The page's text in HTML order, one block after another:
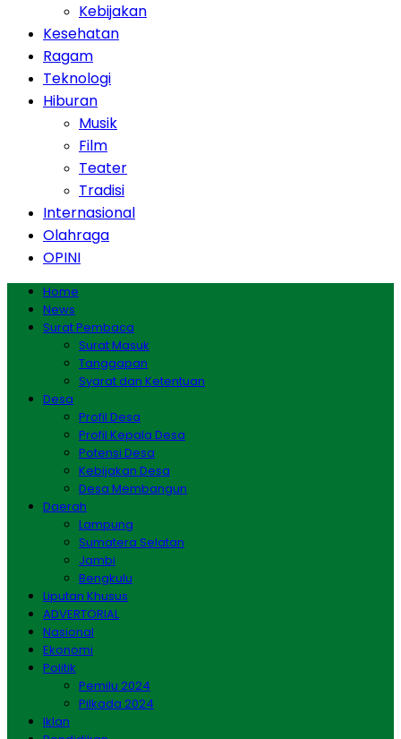
Kebijakan
Kesehatan
Ragam
Teknologi
Hiburan
Musik
Film
Teater
Tradisi
Internasional
Olahraga
OPINI
Home
News
Surat Pembaca
Surat Masuk
Tanggapan
Syarat dan Ketentuan
Desa
Profil Desa
Profil Kepala Desa
Potensi Desa
Kebijakan Desa
Desa Membangun
Daerah
Lampung
Sumatera Selatan
Jambi
Bengkulu
Liputan Khusus
ADVERTORIAL
Nasional
Ekonomi
Politik
Pemilu 2024
Pilkada 2024
Iklan